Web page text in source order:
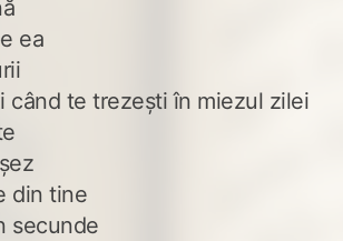
ea
când te trezești în miezul zilei
din tine
secunde